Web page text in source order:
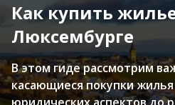
Как купить
Люксембурге
В этом гиде рассмотрим
касающиеся покупки